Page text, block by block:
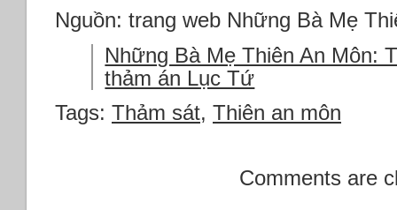
Nguồn: trang web Những Bà Mẹ
Những Bà Mẹ Thiên An Môn:
thảm án Lục Tứ
Tags: Thảm sát, Thiên an môn
Comments are